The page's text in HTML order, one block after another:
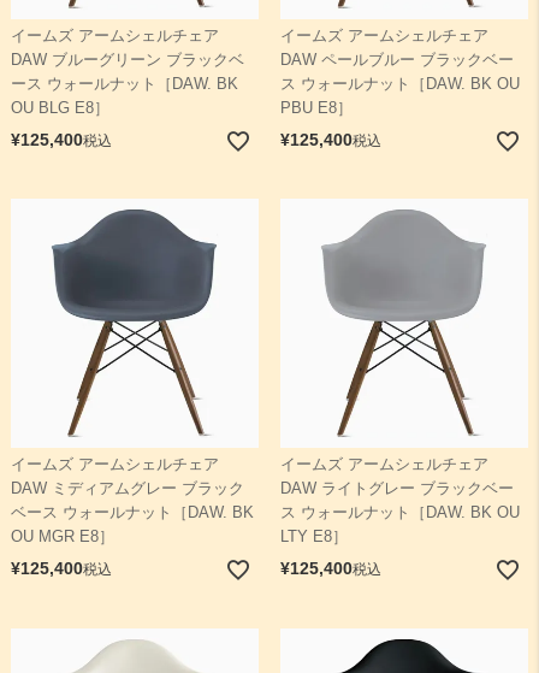
イームズ アームシェルチェア
DAW ブルーグリーン ブラックベ
ース ウォールナット［DAW. BK
OU BLG E8］
¥125,400税込
イームズ アームシェルチェア
DAW ペールブルー ブラックベー
ス ウォールナット［DAW. BK OU
PBU E8］
¥125,400税込
イームズ アームシェルチェア
DAW ミディアムグレー ブラック
ベース ウォールナット［DAW. BK
OU MGR E8］
¥125,400税込
イームズ アームシェルチェア
DAW ライトグレー ブラックベー
ス ウォールナット［DAW. BK OU
LTY E8］
¥125,400税込